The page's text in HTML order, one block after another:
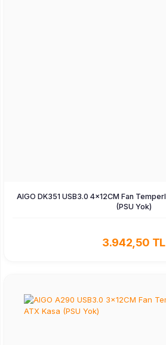
AIGO DK351 USB3.0 4×12CM Fan
(PSU Yok)
3.942,50 TL